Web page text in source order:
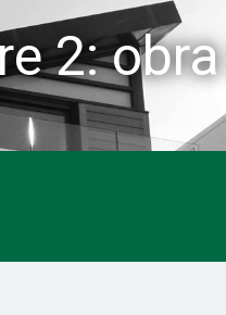
2: